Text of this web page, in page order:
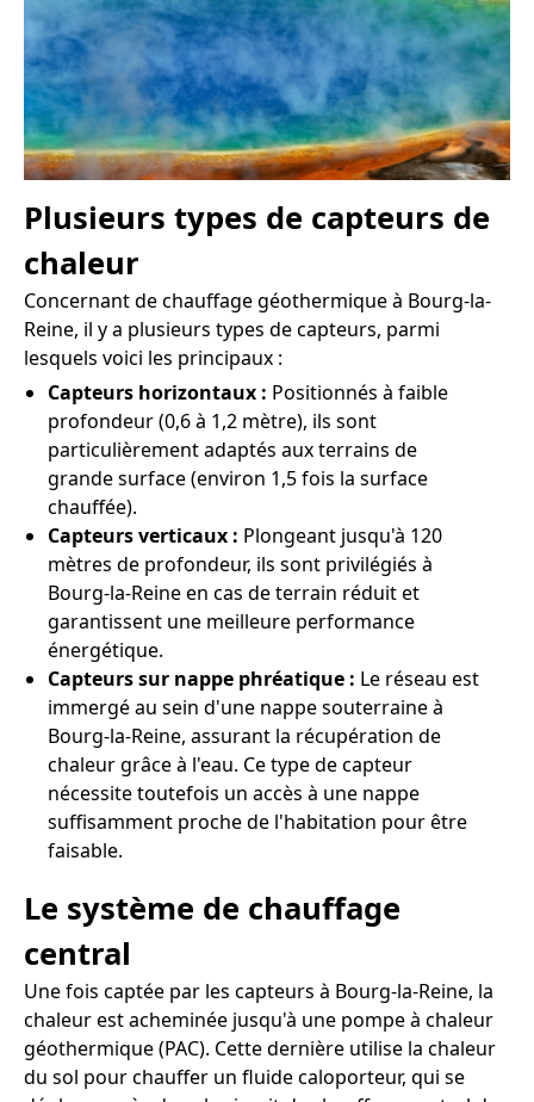
Plusieurs types de capteurs de
chaleur
Concernant de chauffage géothermique à Bourg-la-
Reine, il y a plusieurs types de capteurs, parmi
lesquels voici les principaux :
Capteurs horizontaux : Positionnés à faible
profondeur (0,6 à 1,2 mètre), ils sont
particulièrement adaptés aux terrains de
grande surface (environ 1,5 fois la surface
chauffée).
Capteurs verticaux : Plongeant jusqu'à 120
mètres de profondeur, ils sont privilégiés à
Bourg-la-Reine en cas de terrain réduit et
garantissent une meilleure performance
énergétique.
Capteurs sur nappe phréatique : Le réseau est
immergé au sein d'une nappe souterraine à
Bourg-la-Reine, assurant la récupération de
chaleur grâce à l'eau. Ce type de capteur
nécessite toutefois un accès à une nappe
suffisamment proche de l'habitation pour être
faisable.
Le système de chauffage
central
Une fois captée par les capteurs à Bourg-la-Reine, la
chaleur est acheminée jusqu'à une pompe à chaleur
géothermique (PAC). Cette dernière utilise la chaleur
du sol pour chauffer un fluide caloporteur, qui se